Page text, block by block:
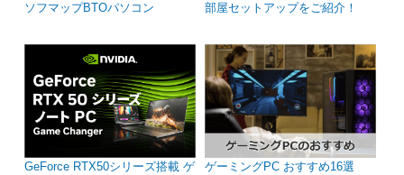
ソフマップBTOパソコン
部屋セットアップをご紹介！
GeForce RTX50シリーズ搭載 ゲ
ゲーミングPC おすすめ16選